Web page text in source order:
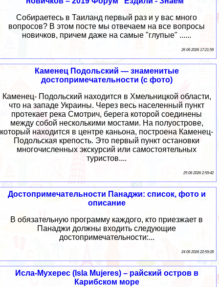
Собираетесь в Таиланд первый раз и у вас много
вопросов? В этом посте мы отвечаем на все вопросы
новичков, причем даже на самые "глупые" ......
26 06 2026 17:21:59
Каменец Подольский — знаменитые
достопримечательности (с фото)
Каменец- Подольский находится в Хмельницкой области,
что на западе Украины. Через весь населенный пункт
протекает река Смотрич, берега которой соединены
между собой несколькими мостами. На полуострове,
который находится в центре каньона, построена Каменец-
Подольская крепость. Это первый пункт остановки
многочисленных экскурсий или самостоятельных
туристов....
25 06 2026 2:59:42
Достопримечательности Панаджи: список, фото и
описание
В обязательную программу каждого, кто приезжает в
Панаджи должны входить следующие
достопримечательности:...
24 06 2026 22:59:28
Исла-Мухерес (Isla Mujeres) – райский остров в
Карибском море